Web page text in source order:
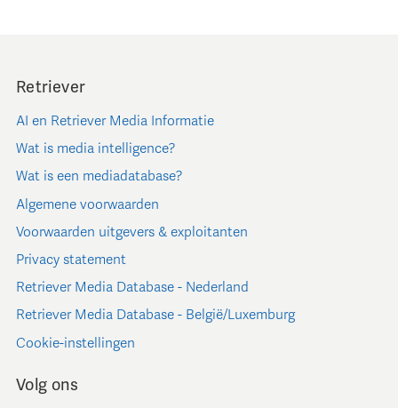
Retriever
AI en Retriever Media Informatie
Wat is media intelligence?
Wat is een mediadatabase?
Algemene voorwaarden
Voorwaarden uitgevers & exploitanten
Privacy statement
Retriever Media Database - Nederland
Retriever Media Database - België/Luxemburg
Cookie-instellingen
Volg ons